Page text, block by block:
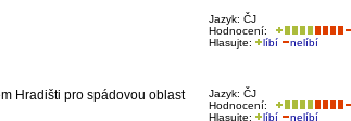
Jazyk: ČJ
Hodnocení:
Hlasujte:
líbí nelíbí
Jazyk: ČJ
Hodnocení:
Hlasujte:
líbí nelíbí
Hradišti pro spádovou oblast